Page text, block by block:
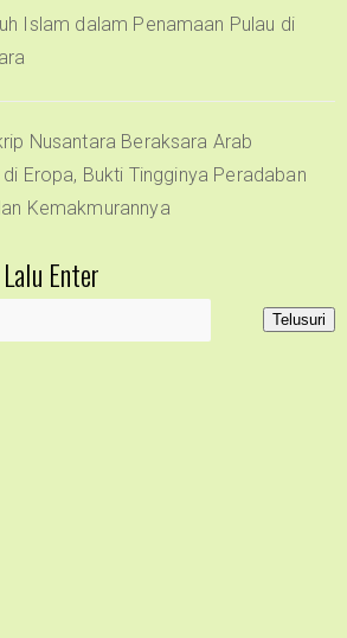
Islam dalam Penamaan Pulau di
Nusantara Beraksara Arab
Eropa, Bukti Tingginya Peradaban
Kemakmurannya
Enter